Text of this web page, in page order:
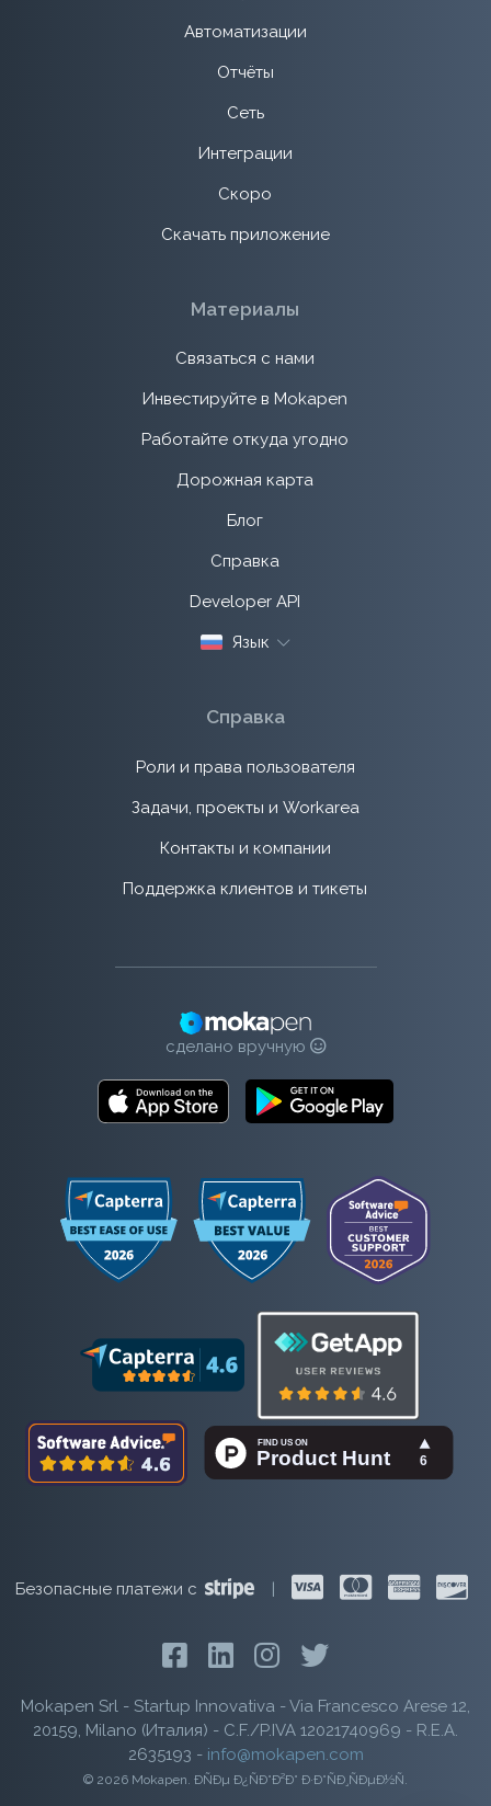
Автоматизации
Отчёты
Сеть
Интеграции
Скоро
Скачать приложение
Материалы
Связаться с нами
Инвестируйте в Mokapen
Работайте откуда угодно
Дорожная карта
Блог
Справка
Developer API
Язык
Справка
Роли и права пользователя
Задачи, проекты и Workarea
Контакты и компании
Поддержка клиентов и тикеты
сделано вручную
Безопасные платежи с |
Mokapen Srl - Startup Innovativa - Via Francesco Arese 12,
20159, Milano (Италия) - C.F./P.IVA 12021740969 - R.E.A.
2635193 - info@mokapen.com
© 2026 Mokapen. ÐÑÐµ Ð¿ÑÐ°Ð²Ð° Ð·Ð°ÑÐ¸ÑÐµÐ½Ñ.